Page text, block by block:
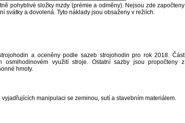
pohyblivé složky mzdy (prémie a odměny). Nejsou zde započteny
svátky a dovolená. Tyto náklady jsou obsaženy v režiích.
a oceněny podle sazeb strojohodin pro rok 2018. Část
využití stroje. Ostatní sazby jsou propočteny z
hmoty.
manipulaci se zeminou, sutí a stavebním materiálem.